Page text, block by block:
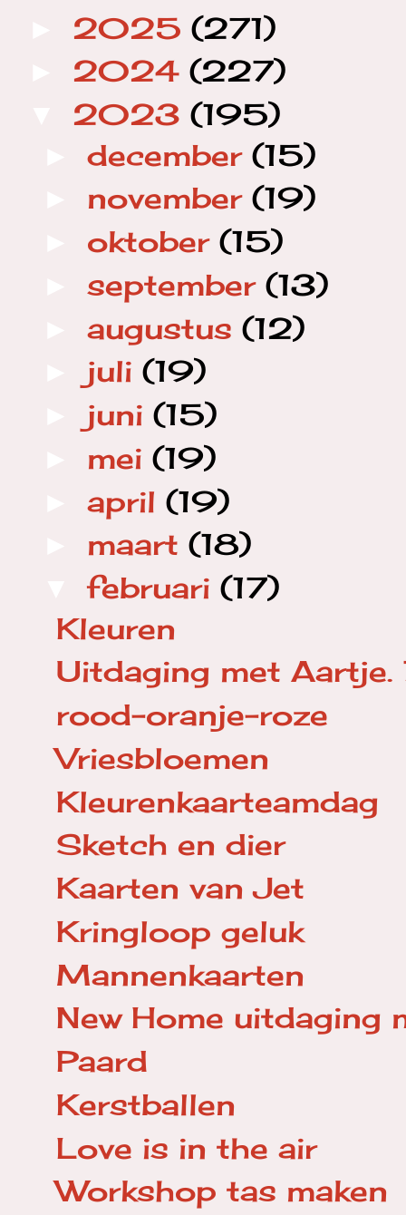
2025 (271)
2024 (227)
2023 (195)
december (15)
november (19)
oktober (15)
september (13)
augustus (12)
juli (19)
juni (15)
mei (19)
april (19)
maart (18)
▼februari (17)
Kleuren
Uitdaging met Aartje.
rood-oranje-roze
Vriesbloemen
Kleurenkaarteamdag
Sketch en dier
Kaarten van Jet
Kringloop geluk
Mannenkaarten
New Home uitdaging
Paard
Kerstballen
Love is in the air
Workshop tas maken